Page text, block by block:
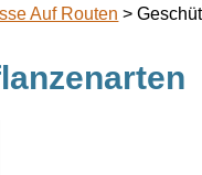
Auf Routen >